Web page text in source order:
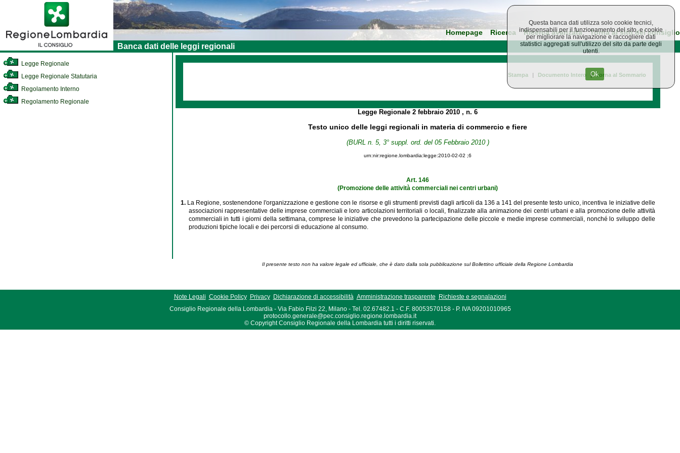
Homepage Ricerca Ricerca avanzata Torna al sito del consiglio
Banca dati delle leggi regionali
Legge Regionale
Legge Regionale Statutaria
Regolamento Interno
Regolamento Regionale
Stampa | Documento Intero | Torna al Sommario
Legge Regionale2 febbraio 2010, n. 6
Testo unico delle leggi regionali in materia di commercio e fiere
(BURL n. 5, 3° suppl. ord. del 05 Febbraio 2010 )
urn:nir:regione.lombardia:legge:2010-02-02 ;6
Art. 146
(Promozione delle attività commerciali nei centri urbani)
1. La Regione, sostenendone l'organizzazione e gestione con le risorse e gli strumenti previsti dagli articoli da 136 a 141 del presente testo unico, incentiva le iniziative delle
associazioni rappresentative delle imprese commerciali e loro articolazioni territoriali o locali, finalizzate alla animazione dei centri urbani e alla promozione delle attività
commerciali in tutti i giorni della settimana, comprese le iniziative che prevedono la partecipazione delle piccole e medie imprese commerciali, nonché lo sviluppo delle
produzioni tipiche locali e dei percorsi di educazione al consumo.
Il presente testo non ha valore legale ed ufficiale, che è dato dalla sola pubblicazione sul Bollettino ufficiale della Regione Lombardia
Note Legali Cookie Policy Privacy Dichiarazione di accessibilità Amministrazione trasparente
Richieste e segnalazioni
Consiglio Regionale della Lombardia - Via Fabio Filzi 22, Milano - Tel. 02.67482.1 - C.F. 80053570158 - P. IVA 09201010965
protocollo.generale@pec.consiglio.regione.lombardia.it
© Copyright Consiglio Regionale della Lombardia tutti i diritti riservati.
Questa banca dati utilizza solo cookie tecnici,
indispensabili per il funzionamento del sito, e cookie
per migliorare la navigazione e raccogliere dati
statistici aggregati sull'utilizzo del sito da parte degli
utenti.
Ok